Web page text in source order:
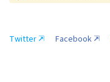
Twitter Facebook